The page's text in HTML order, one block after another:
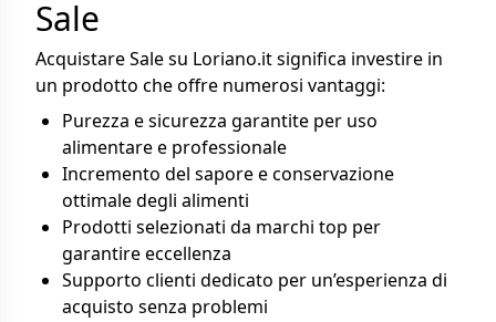
Sale
Acquistare Sale su Loriano.it significa investire in
un prodotto che offre numerosi vantaggi:
Purezza e sicurezza garantite per uso
alimentare e professionale
Incremento del sapore e conservazione
ottimale degli alimenti
Prodotti selezionati da marchi top per
garantire eccellenza
Supporto clienti dedicato per un’esperienza di
acquisto senza problemi